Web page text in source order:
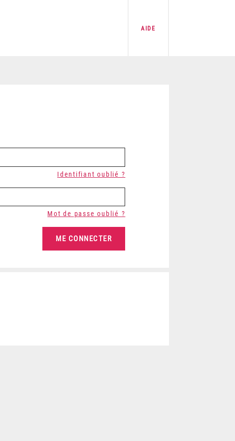
AIDE
Identifiant oublié ?
Mot de passe oublié ?